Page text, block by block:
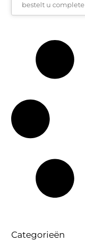
bestelt u complete
Categorieën